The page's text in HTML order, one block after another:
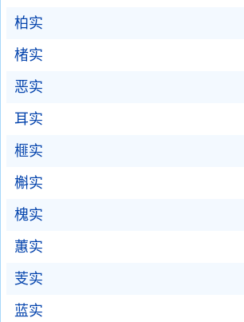
柏实
楮实
恶实
耳实
榧实
槲实
槐实
蕙实
芰实
蓝实